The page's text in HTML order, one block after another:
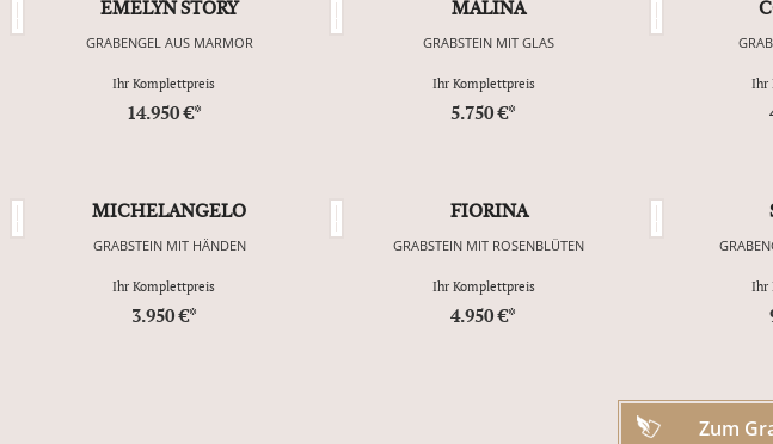
EMELYN STORY
GRABENGEL AUS MARMOR
Ihr Komplettpreis
14.950 €*
MALINA
GRABSTEIN MIT GLAS
Ihr Komplettpreis
5.750 €*
Ihr
MICHELANGELO
GRABSTEIN MIT HÄNDEN
Ihr Komplettpreis
3.950 €*
FIORINA
GRABSTEIN MIT ROSENBLÜTEN
Ihr Komplettpreis
4.950 €*
Ihr
Zum